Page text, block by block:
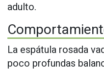
adulto.
La espátula rosada
poco profundas